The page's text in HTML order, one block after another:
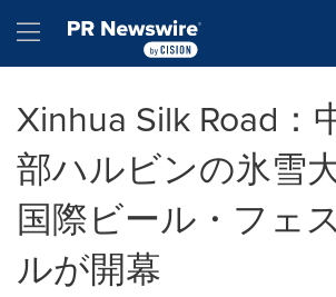
Hamburger menu
Xinhua Silk Road：
部ハルビンの氷雪
国際ビール・フェ
ルが開幕